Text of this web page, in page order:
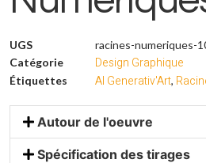
UGS
racines-numeriques-
Catégorie
Design Graphique
Étiquettes AI Generativ'Art,
Autour de l'oeuvre
Spécification des tirages